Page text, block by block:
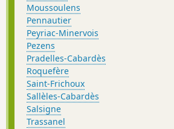
Moussoulens
Pennautier
Peyriac-Minervois
Pezens
Pradelles-Cabardès
Roquefère
Saint-Frichoux
Sallèles-Cabardès
Salsigne
Trassanel